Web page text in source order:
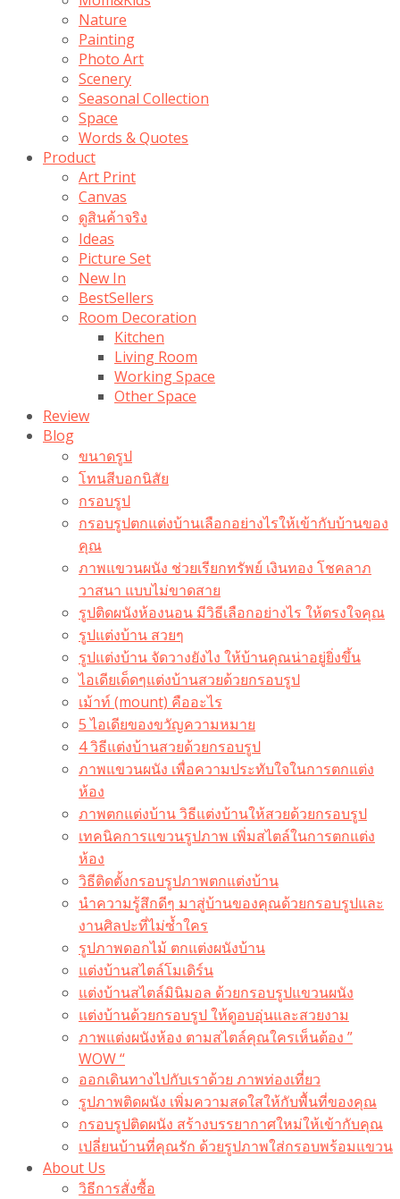
Nature
Painting
Photo Art
Scenery
Seasonal Collection
Space
Words & Quotes
Product
Art Print
Canvas
ดูสินค้าจริง
Ideas
Picture Set
New In
BestSellers
Room Decoration
Kitchen
Living Room
Working Space
Other Space
Review
Blog
ขนาดรูป
โทนสีบอกนิสัย
กรอบรูป
กรอบรูปตกแต่งบ้านเลือกอย่างไรให้เข้ากับบ้านของ
คุณ
ภาพแขวนผนัง ช่วยเรียกทรัพย์ เงินทอง โชคลาภ
วาสนา แบบไม่ขาดสาย
รูปติดผนังห้องนอน มีวิธีเลือกอย่างไร ให้ตรงใจคุณ
รูปแต่งบ้าน สวยๆ
รูปแต่งบ้าน จัดวางยังไง ให้บ้านคุณน่าอยู่ยิ่งขึ้น
ไอเดียเด็ดๆแต่งบ้านสวยด้วยกรอบรูป
เม้าท์ (mount) คืออะไร​
5 ไอเดียของขวัญความหมาย
4 วิธีแต่งบ้านสวยด้วยกรอบรูป
ภาพแขวนผนัง เพื่อความประทับใจในการตกแต่ง
ห้อง
ภาพตกแต่งบ้าน วิธีแต่งบ้านให้สวยด้วยกรอบรูป
เทคนิคการแขวนรูปภาพ เพิ่มสไตล์ในการตกแต่ง
ห้อง
วิธีติดตั้งกรอบรูปภาพตกแต่งบ้าน
นำความรู้สึกดีๆ มาสู่บ้านของคุณด้วยกรอบรูปและ
งานศิลปะที่ไม่ซ้ำใคร
รูปภาพดอกไม้ ตกแต่งผนังบ้าน
แต่งบ้านสไตล์โมเดิร์น
แต่งบ้านสไตล์มินิมอล ด้วยกรอบรูปแขวนผนัง
แต่งบ้านด้วยกรอบรูป ให้ดูอบอุ่นและสวยงาม
ภาพแต่งผนังห้อง ตามสไตล์คุณใครเห็นต้อง ”
WOW “
ออกเดินทางไปกับเราด้วย ภาพท่องเที่ยว
รูปภาพติดผนัง เพิ่มความสดใสให้กับพื้นที่ของคุณ
กรอบรูปติดผนัง สร้างบรรยากาศใหม่ให้เข้ากับคุณ
เปลี่ยนบ้านที่คุณรัก ด้วยรูปภาพใส่กรอบพร้อมแขวน​
About Us
วิธีการสั่งซื้อ